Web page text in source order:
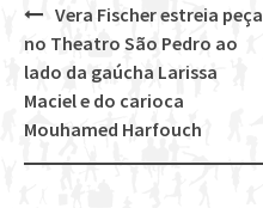
Post
navigation
Vera Fischer estreia peça
no Theatro São Pedro ao
lado da gaúcha Larissa
Maciel e do carioca
Mouhamed Harfouch